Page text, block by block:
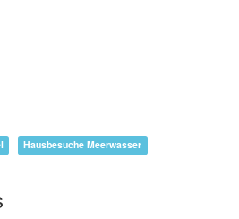
Hausbesuche Meerwasser